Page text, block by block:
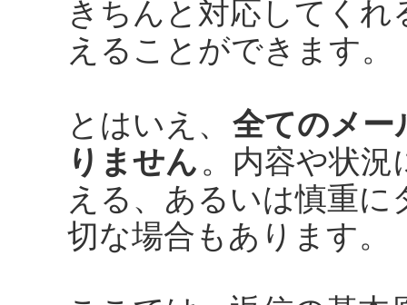
きちんと対応してく
えることができます。
とはいえ、 全てのメー
りません 。内容や状
える、あるいは慎重
切な場合もあります。